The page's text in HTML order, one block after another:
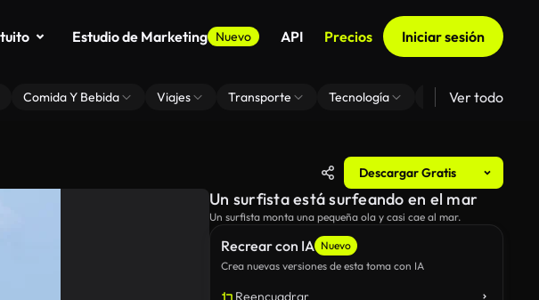
Estudio de Marketing Nuevo API Precios Iniciar sesión
Comida Y Bebida Viajes Transporte Tecnología Zoom De Fondo
Ver todo
Descargar Gratis
Recrear con IA Nuevo
Crea nuevas versiones de esta toma con IA
Reencuadrar
Un surfista está surfeando en el mar
Un surfista monta una pequeña ola y casi cae al mar.